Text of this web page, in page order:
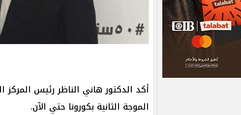
أكد الدكتور هاني الناظر رئيس
الموجة الثانية بكورونا حتي الآن.